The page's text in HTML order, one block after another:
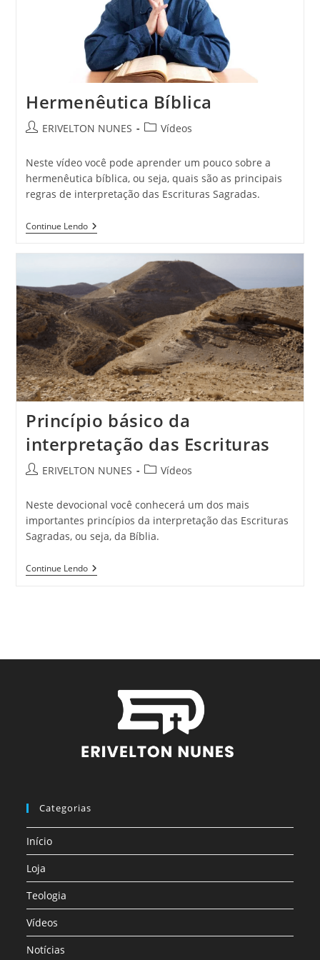
Hermenêutica Bíblica
ERIVELTON NUNES Vídeos
Neste vídeo você pode aprender um pouco sobre a
hermenêutica bíblica, ou seja, quais são as principais
regras de interpretação das Escrituras Sagradas.
Continue Lendo
Princípio básico da
interpretação das Escrituras
ERIVELTON NUNES Vídeos
Neste devocional você conhecerá um dos mais
importantes princípios da interpretação das Escrituras
Sagradas, ou seja, da Bíblia.
Continue Lendo
Categorias
Início
Loja
Teologia
Vídeos
Notícias